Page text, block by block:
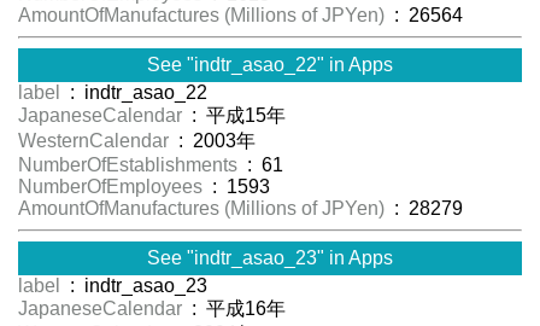
AmountOfManufactures (Millions of JPYen) : 26564
See "indtr_asao_22" in Apps
label
: indtr_asao_22
JapaneseCalendar : 平成15年
WesternCalendar : 2003年
NumberOfEstablishments : 61
NumberOfEmployees : 1593
AmountOfManufactures (Millions of JPYen) : 28279
See "indtr_asao_23" in Apps
label
: indtr_asao_23
JapaneseCalendar : 平成16年